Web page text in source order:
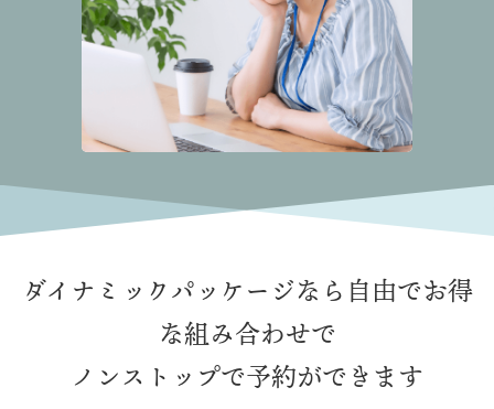
ダイナミックパッケージなら 自由でお得
な組み合わせで
ノンストップで予約ができます